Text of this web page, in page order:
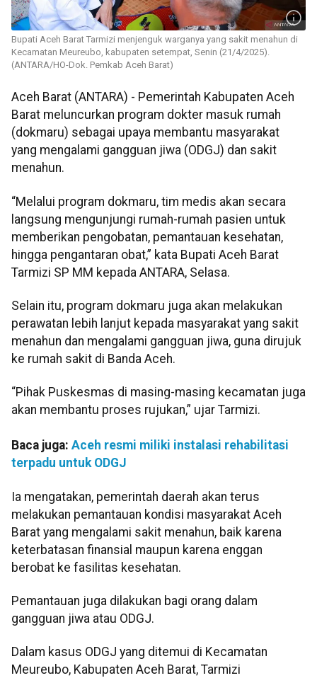
Bupati Aceh Barat Tarmizi menjenguk warganya yang sakit menahun di
Kecamatan Meureubo, kabupaten setempat, Senin (21/4/2025).
(ANTARA/HO-Dok. Pemkab Aceh Barat)
Aceh Barat (ANTARA) - Pemerintah Kabupaten Aceh
Barat meluncurkan program dokter masuk rumah
(dokmaru) sebagai upaya membantu masyarakat
yang mengalami gangguan jiwa (ODGJ) dan sakit
menahun.
“Melalui program dokmaru, tim medis akan secara
langsung mengunjungi rumah-rumah pasien untuk
memberikan pengobatan, pemantauan kesehatan,
hingga pengantaran obat,” kata Bupati Aceh Barat
Tarmizi SP MM kepada ANTARA, Selasa.
Selain itu, program dokmaru juga akan melakukan
perawatan lebih lanjut kepada masyarakat yang sakit
menahun dan mengalami gangguan jiwa, guna dirujuk
ke rumah sakit di Banda Aceh.
“Pihak Puskesmas di masing-masing kecamatan juga
akan membantu proses rujukan,” ujar Tarmizi.
Baca juga: Aceh resmi miliki instalasi rehabilitasi
terpadu untuk ODGJ
Ia mengatakan, pemerintah daerah akan terus
melakukan pemantauan kondisi masyarakat Aceh
Barat yang mengalami sakit menahun, baik karena
keterbatasan finansial maupun karena enggan
berobat ke fasilitas kesehatan.
Pemantauan juga dilakukan bagi orang dalam
gangguan jiwa atau ODGJ.
Dalam kasus ODGJ yang ditemui di Kecamatan
Meureubo, Kabupaten Aceh Barat, Tarmizi